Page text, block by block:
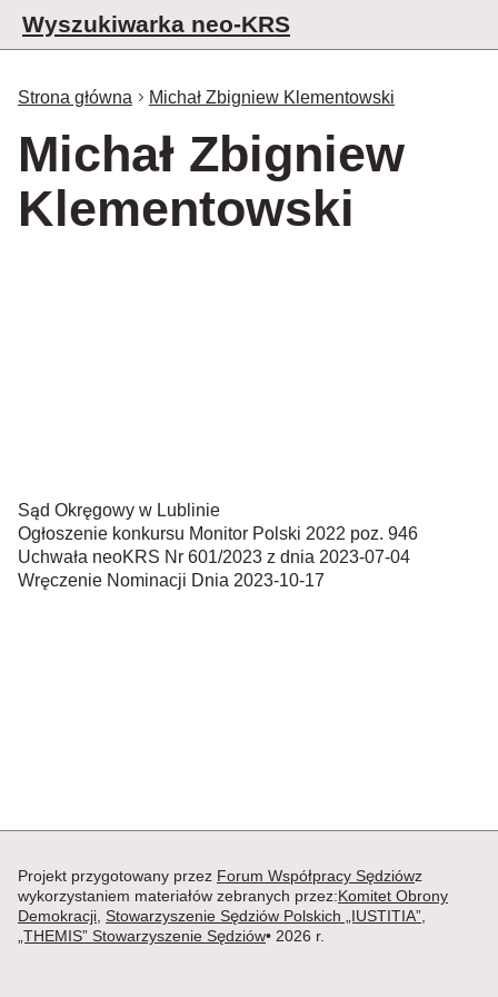
Wyszukiwarka neo-KRS
Strona główna Michał Zbigniew Klementowski
Michał Zbigniew
Klementowski
Sąd Okręgowy w Lublinie
Ogłoszenie konkursu Monitor Polski 2022 poz. 946
Uchwała neoKRS Nr 601/2023 z dnia 2023-07-04
Wręczenie Nominacji Dnia 2023-10-17
Projekt przygotowany przez Forum Współpracy Sędziówz
wykorzystaniem materiałów zebranych przez:Komitet Obrony
Demokracji Stowarzyszenie Sędziów Polskich „IUSTITIA”
„THEMIS” Stowarzyszenie Sędziów• 2026 r.